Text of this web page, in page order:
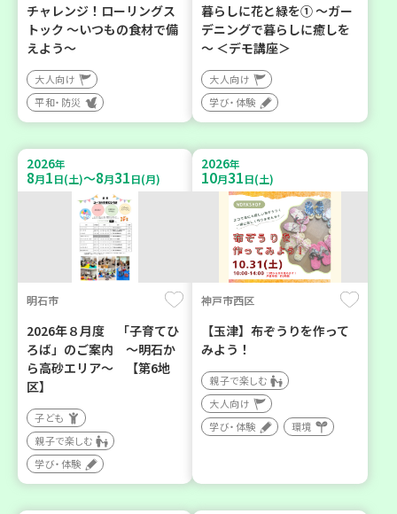
チャレンジ！ローリングス
トック ～いつもの食材で備
えよう～
大人向け
平和・防災
暮らしに花と緑を① ～ガー
デニングで暮らしに癒しを
～ ＜デモ講座＞
大人向け
学び・体験
2026年
8月1日(土)～8月31日(月)
明石市
2026年８月度 「子育てひ
ろば」のご案内 ～明石か
ら高砂エリア～ 【第6地
区】
子ども
親子で楽しむ
学び・体験
2026年
10月31日(土)
神戸市西区
【玉津】布ぞうりを作って
みよう！
親子で楽しむ
大人向け
学び・体験
環境